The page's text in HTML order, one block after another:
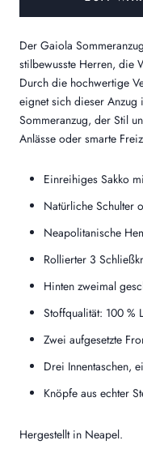
Der Gaiola
stilbewusste Herren, die
Durch die hochwertige
eignet sich dieser Anzug
Sommeranzug, der Stil
Anlässe oder smarte
Einreihiges Sakko
Natürliche Schulter
Neapolitanische
Rollierter 3
Hinten zweimal
Stoffqualität: 100 %
Zwei aufgesetzte
Drei Innentaschen,
Knöpfe aus echter
Hergestellt in Neapel.